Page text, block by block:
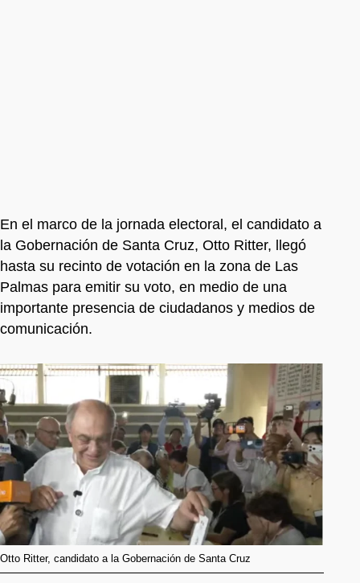
En el marco de la jornada electoral, el candidato a
la Gobernación de Santa Cruz, Otto Ritter, llegó
hasta su recinto de votación en la zona de Las
Palmas para emitir su voto, en medio de una
importante presencia de ciudadanos y medios de
comunicación.
Otto Ritter, candidato a la Gobernación de Santa Cruz